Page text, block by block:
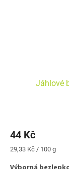
Jáhlové
44 Kč
Měrná
29,33 Kč / 100 g